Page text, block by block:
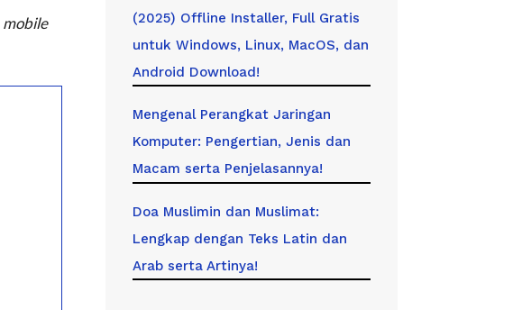
mobile
(2025) Offline Installer, Full Gratis
untuk Windows, Linux, MacOS, dan
Android Download!
Mengenal Perangkat Jaringan
Komputer: Pengertian, Jenis dan
Macam serta Penjelasannya!
Doa Muslimin dan Muslimat:
Lengkap dengan Teks Latin dan
Arab serta Artinya!